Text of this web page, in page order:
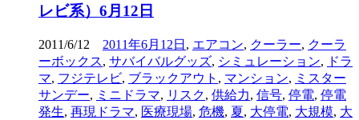
レビ系）6月12日
2011/6/12 2011年6月12日 , エアコン, クーラー, クーラ
ーボックス, サバイバルグッズ, シミュレーション, ドラ
マ, フジテレビ, ブラックアウト , マンション, ミスター
サンデー, ミニドラマ, リスク, 供給力, 信号, 停電, 停電
発生, 再現ドラマ, 医療現場, 危機, 夏, 大停電, 大規模, 大